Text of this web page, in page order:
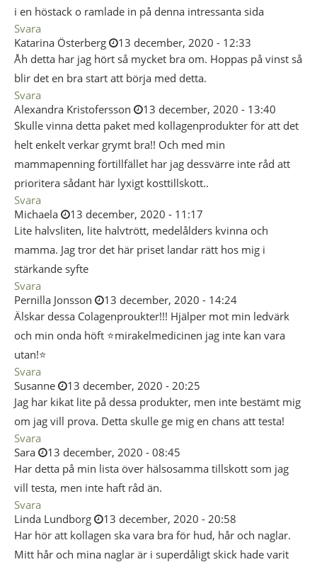
i en höstack o ramlade in på denna intressanta sida
Svara
Katarina Österberg
13 december, 2020 - 12:33
Åh detta har jag hört så mycket bra om. Hoppas på vinst så
blir det en bra start att börja med detta.
Svara
Alexandra Kristofersson
13 december, 2020 - 13:40
Skulle vinna detta paket med kollagenprodukter för att det
helt enkelt verkar grymt bra!! Och med min
mammapenning förtillfället har jag dessvärre inte råd att
prioritera sådant här lyxigt kosttillskott..
Svara
Michaela
13 december, 2020 - 11:17
Lite halvsliten, lite halvtrött, medelålders kvinna och
mamma. Jag tror det här priset landar rätt hos mig i
stärkande syfte
Svara
Pernilla Jonsson
13 december, 2020 - 14:24
Älskar dessa Colagenproukter!!! Hjälper mot min ledvärk
och min onda höft ⭐️mirakelmedicinen jag inte kan vara
utan!⭐️
Svara
Susanne
13 december, 2020 - 20:25
Jag har kikat lite på dessa produkter, men inte bestämt mig
om jag vill prova. Detta skulle ge mig en chans att testa!
Svara
Sara
13 december, 2020 - 08:45
Har detta på min lista över hälsosamma tillskott som jag
vill testa, men inte haft råd än.
Svara
Linda Lundborg
13 december, 2020 - 20:58
Har hör att kollagen ska vara bra för hud, hår och naglar.
Mitt hår och mina naglar är i superdåligt skick hade varit